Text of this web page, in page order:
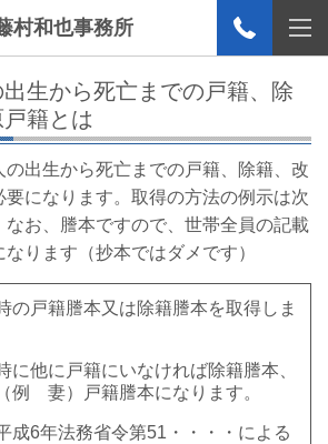
村和也事務所
生から死亡までの戸籍、除
籍とは
出生から死亡までの戸籍、除籍、改
要になります。取得の方法の例示は次
お、謄本ですので、世帯全員の記載
ります（抄本ではダメです）
戸籍謄本又は除籍謄本を取得しま
に他に戸籍にいなければ除籍謄本、
例 妻）戸籍謄本になります。
成6年法務省令第51・・・・による